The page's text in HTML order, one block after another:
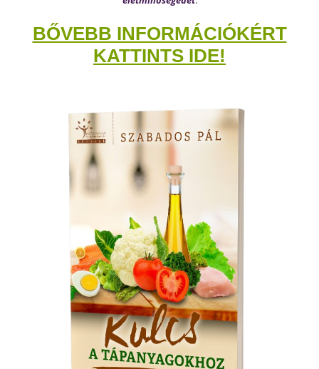
BŐVEBB INFORMÁCIÓKÉRT
KATTINTS IDE!